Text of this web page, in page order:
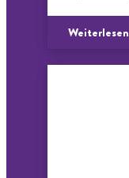
Weiterlesen